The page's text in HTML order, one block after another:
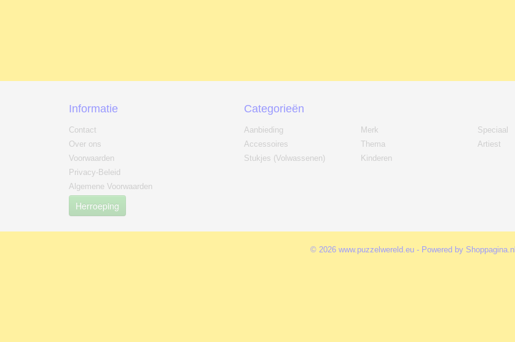
Informatie
Contact
Over ons
Voorwaarden
Privacy-Beleid
Algemene Voorwaarden
Herroeping
Categorieën
Aanbieding
Accessoires
Stukjes (Volwassenen)
Merk
Thema
Kinderen
Speciaal
Artiest
© 2026 www.puzzelwereld.eu - Powered by Shoppagina.nl